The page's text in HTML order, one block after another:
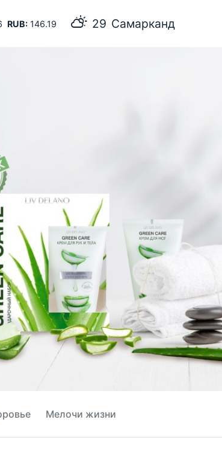
RUB:146.19 29 Самарканд
Мелочи жизни